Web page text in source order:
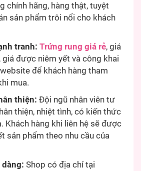
chính hãng, hàng thật, tuyệt
sản phẩm trôi nổi cho khách
tranh: Trứng rung giá rẻ, giá
giá được niêm yết và công khai
để khách hàng tham
mua.
thiện: Đội ngũ nhân viên tư
thiện, nhiệt tình, có kiến thức
Khách hàng khi liên hệ sẽ được
sản phẩm theo nhu cầu của
Shop có địa chỉ tại